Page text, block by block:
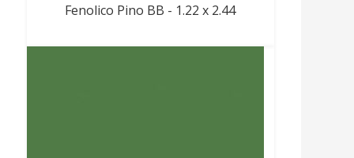
Fenolico Pino BB - 1.22 x 2.44